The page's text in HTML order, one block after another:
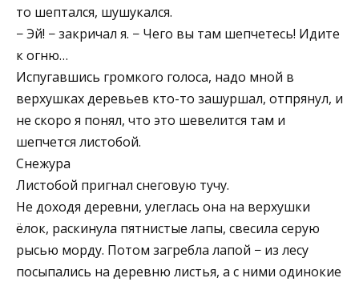
то шептался, шушукался.
− Эй! − закричал я. − Чего вы там шепчетесь! Идите
к огню…
Испугавшись громкого голоса, надо мной в
верхушках деревьев кто-то зашуршал, отпрянул, и
не скоро я понял, что это шевелится там и
шепчется листобой.
Снежура
Листобой пригнал снеговую тучу.
Не доходя деревни, улеглась она на верхушки
ёлок, раскинула пятнистые лапы, свесила серую
рысью морду. Потом загребла лапой − из лесу
посыпались на деревню листья, а с ними одинокие